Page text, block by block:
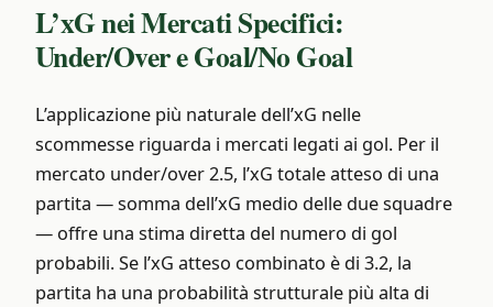
L’xG nei Mercati Specifici:
Under/Over e Goal/No Goal
L’applicazione più naturale dell’xG nelle
scommesse riguarda i mercati legati ai gol. Per il
mercato under/over 2.5, l’xG totale atteso di una
partita — somma dell’xG medio delle due squadre
— offre una stima diretta del numero di gol
probabili. Se l’xG atteso combinato è di 3.2, la
partita ha una probabilità strutturale più alta di